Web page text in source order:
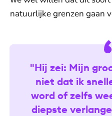
natuurlijke grenzen gaan
"Hij zei: Mijn
niet dat ik
word of zelfs
diepste